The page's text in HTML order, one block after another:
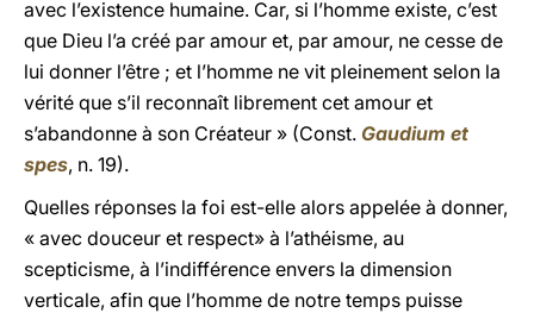
avec l’existence humaine. Car, si l’homme existe, c’est
que Dieu l’a créé par amour et, par amour, ne cesse de
lui donner l’être ; et l’homme ne vit pleinement selon la
vérité que s’il reconnaît librement cet amour et
s’abandonne à son Créateur » (Const. Gaudium et
spes, n. 19).
Quelles réponses la foi est-elle alors appelée à donner,
« avec douceur et respect» à l’athéisme, au
scepticisme, à l’indifférence envers la dimension
verticale, afin que l’homme de notre temps puisse